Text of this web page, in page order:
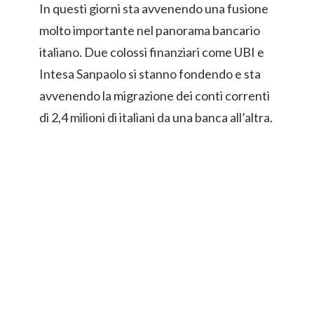
In questi giorni sta avvenendo una fusione
molto importante nel panorama bancario
italiano. Due colossi finanziari come UBI e
Intesa Sanpaolo si stanno fondendo e sta
avvenendo la migrazione dei conti correnti
di 2,4 milioni di italiani da una banca all’altra.